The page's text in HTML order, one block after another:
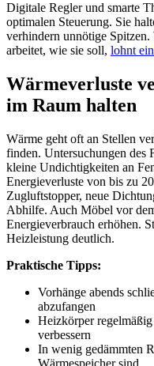
Digitale Regler und smarte
optimalen Steuerung. Sie
verhindern unnötige
arbeitet, wie sie soll, lohnt
Wärmeverluste
im Raum halten
Wärme geht oft an Stellen
finden. Untersuchungen des
kleine Undichtigkeiten an
Energieverluste von bis zu
Zugluftstopper, neue
Abhilfe. Auch Möbel vor
Energieverbrauch erhöhen.
Heizleistung deutlich.
Praktische Tipps:
Vorhänge abends
abzufangen
Heizkörper
verbessern
In wenig gedämmten
Wärmespeicher sind